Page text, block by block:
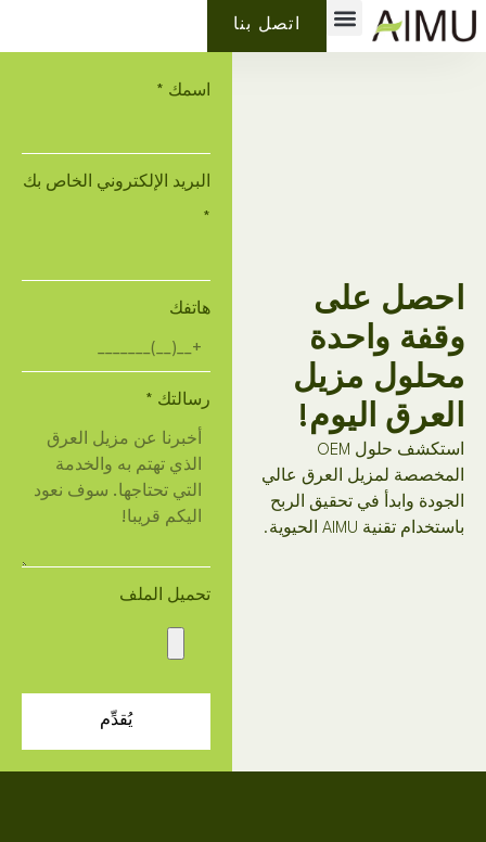
اتصل بنا
احصل على
وقفة واحدة
محلول مزيل
العرق اليوم!
استكشف حلول OEM
المخصصة لمزيل العرق عالي
الجودة وابدأ في تحقيق الربح
باستخدام تقنية AIMU الحيوية.
اسمك *
البريد الإلكتروني الخاص بك
*
هاتفك
رسالتك *
تحميل الملف
يُقدِّم